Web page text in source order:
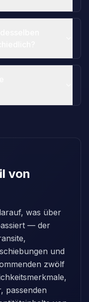
von
was über
— der
und
zwölf
passenden